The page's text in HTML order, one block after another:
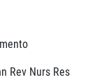
Rev Nurs Res